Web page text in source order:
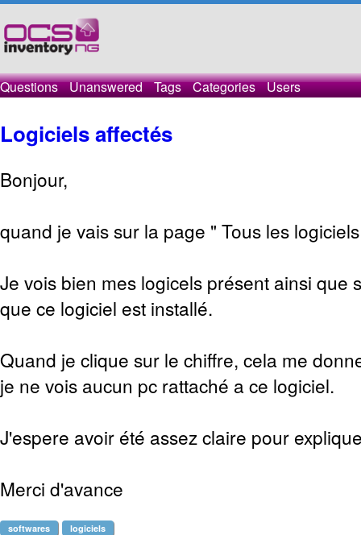
Questions Unanswered Tags Categories Users
Logiciels affectés
Bonjour,
quand je vais sur la page " Tous les
Je vois bien mes logicels présent ainsi que
que ce logiciel est installé.
Quand je clique sur le chiffre, cela me
je ne vois aucun pc rattaché a ce logiciel.
J'espere avoir été assez claire pour
Merci d'avance
softwares logiciels